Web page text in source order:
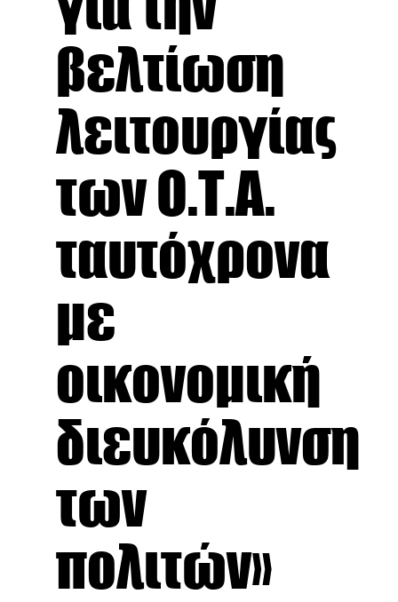
βελτίωση
λειτουργίας
των Ο.Τ.Α.
ταυτόχρονα
με
οικονομική
διευκόλυνση
των
πολιτών»